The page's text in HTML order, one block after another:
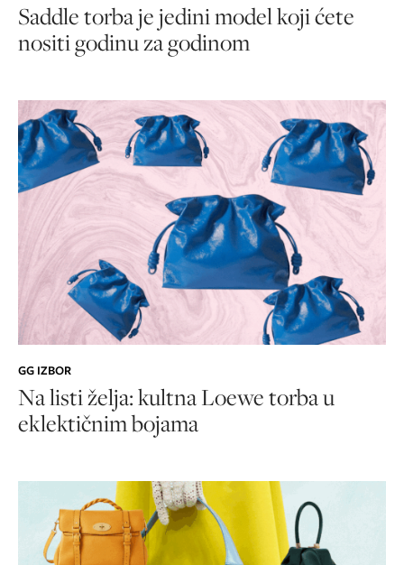
Saddle torba je jedini model koji ćete
nositi godinu za godinom
GG IZBOR
Na listi želja: kultna Loewe torba u
eklektičnim bojama